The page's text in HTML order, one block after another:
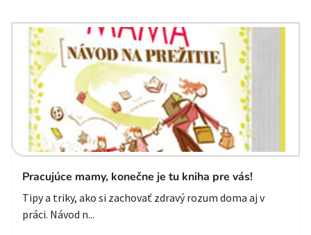
Pracujúce mamy, konečne je tu kniha pre vás!
Tipy a triky, ako si zachovať zdravý rozum doma aj v
práci. Návod n...